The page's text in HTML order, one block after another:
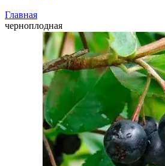
Главная
черноплодная